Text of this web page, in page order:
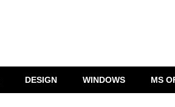
DESIGN WINDOWS MS